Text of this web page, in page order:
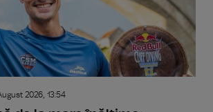
2026, 13:54